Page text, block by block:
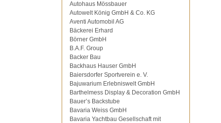
Autohaus Mössbauer
Autowelt König GmbH & Co. KG
Aventi Automobil AG
Bäckerei Erhard
Börner GmbH
B.A.F. Group
Backer Bau
Backhaus Hauser GmbH
Baiersdorfer Sportverein e. V.
Bajuwarium Erlebniswelt GmbH
Barthelmess Display & Decoration GmbH
Bauer’s Backstube
Bavaria Weiss GmbH
Bavaria Yachtbau Gesellschaft mit